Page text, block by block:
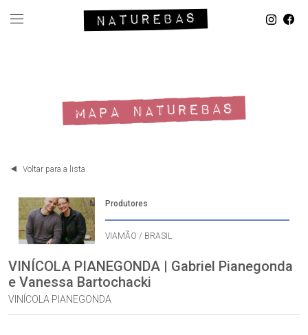
MAPA NATUREBAS
Voltar para a lista
Produtores
VIAMÃO / BRASIL
VINÍCOLA PIANEGONDA | Gabriel Pianegonda
e Vanessa Bartochacki
VINÍCOLA PIANEGONDA